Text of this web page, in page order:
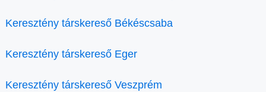
Keresztény társkereső Békéscsaba
Keresztény társkereső Eger
Keresztény társkereső Veszprém